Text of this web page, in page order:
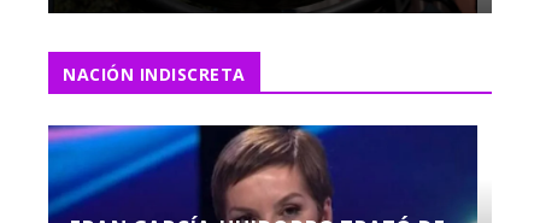
NACIÓN INDISCRETA